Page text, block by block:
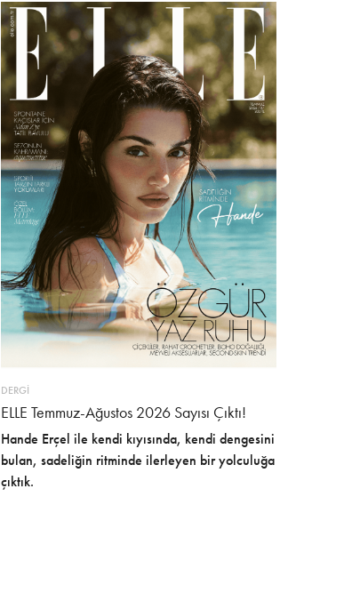
DERGİ
ELLE Temmuz-Ağustos 2026 Sayısı Çıktı!
Hande Erçel ile kendi kıyısında, kendi dengesini
bulan, sadeliğin ritminde ilerleyen bir yolculuğa
çıktık.